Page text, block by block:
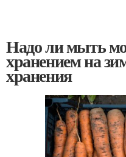
Надо ли мыть
хранением на
хранения